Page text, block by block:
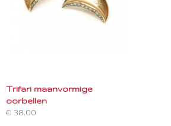
Trifari maanvormige
oorbellen
€ 38,00